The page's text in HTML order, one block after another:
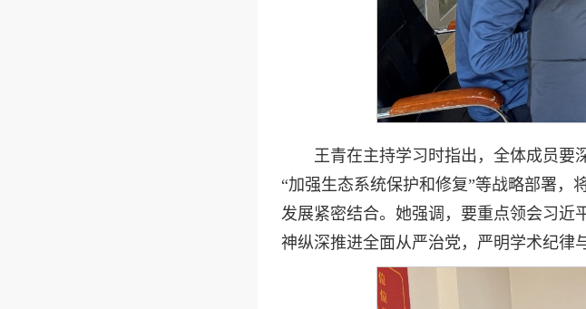
王青在主持学习时指出，全体成员要
“加强生态系统保护和修复”等战略部署
发展紧密结合。她强调，要重点领会习近
神纵深推进全面从严治党，严明学术纪律